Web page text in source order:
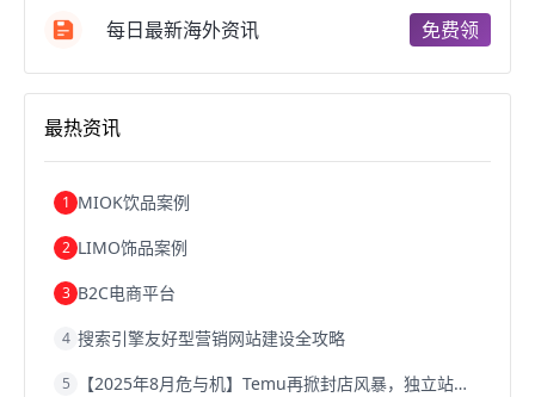
跨境电商b2b阿里巴巴跨境电商
跨境电商关税
跨境电商建站
浙江跨境电商宁波跨境电商跨境电商的模式
跨境电商优势跨境电商的优势
每日最新海外资讯 免费领
最热资讯
1 MIOK饮品案例
2 LIMO饰品案例
3 B2C电商平台
4 搜索引擎友好型营销网站建设全攻略
5 【2025年8月危与机】Temu再掀封店风暴，独立站才是跨境卖家的避险通道